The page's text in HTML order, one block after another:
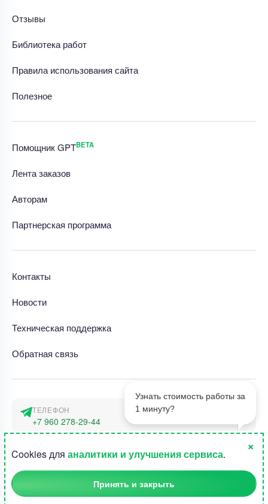
1
Узнать стоимость работы за
1 минуту?
Отзывы
Библиотека работ
Правила использования сайта
Полезное
Помощник GPTBETA
Лента заказов
Авторам
Партнерская программа
Контакты
Новости
Техническая поддержка
Обратная связь
ТЕЛЕФОН
+7 960 278-29-44
г. Москва, наб. Тараса Шевченко 23а
©2015-2026, Студландия -
Cookies для аналитики и улучшения сервиса.
×
Принять и закрыть